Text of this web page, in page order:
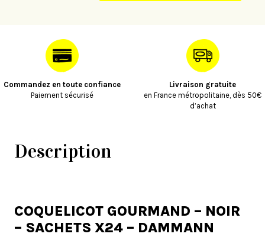
Commandez en toute confiance
Paiement sécurisé
Livraison gratuite
en France métropolitaine, dès 50€
d’achat
Description
COQUELICOT GOURMAND – NOIR
– SACHETS X24 – DAMMANN